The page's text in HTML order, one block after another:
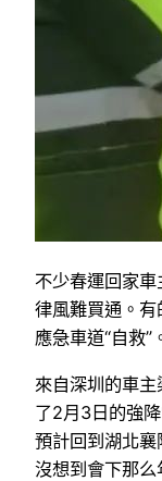
不少春運回家
律風難買通。
應急車道“自救”
來自深圳的車
了2月3日的強
預計回到湖北
沒想到會下那